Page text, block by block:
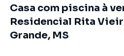
Casa com piscina à
Residencial Rita
Grande, MS